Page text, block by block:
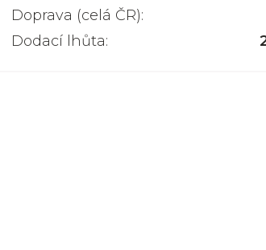
Doprava (celá ČR):
Dodací lhůta: